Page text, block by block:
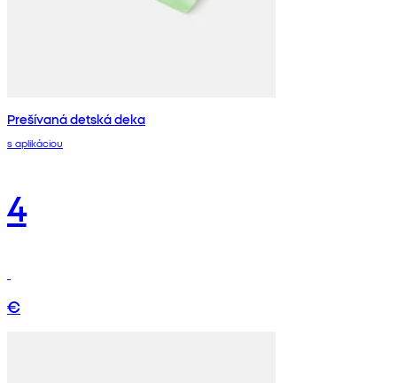
Prešívaná detská deka
s aplikáciou
4
€